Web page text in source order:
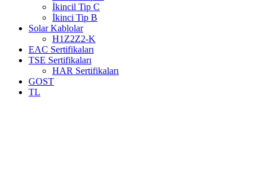
İkincil Tip C
İkinci Tip B
Solar Kablolar
H1Z2Z2-K
EAC Sertifikaları
TSE Sertifikaları
HAR Sertifikaları
GOST
TL